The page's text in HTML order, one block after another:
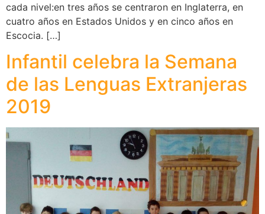
cada nivel:en tres años se centraron en Inglaterra, en
cuatro años en Estados Unidos y en cinco años en
Escocia. […]
Infantil celebra la Semana
de las Lenguas Extranjeras
2019